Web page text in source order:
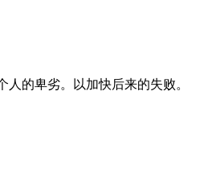
的卑劣。以加快后来的失败。